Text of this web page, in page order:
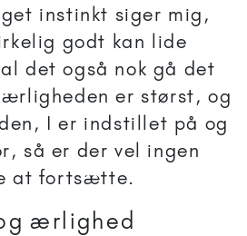
instinkt siger mig,
godt kan lide
det også nok gå det
er størst, og
I er indstillet på og
så er der vel ingen
at fortsætte.
ærlighed